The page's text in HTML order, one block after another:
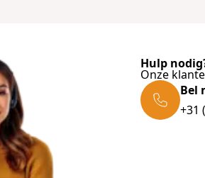
Hulp
Onze
Bel
+31